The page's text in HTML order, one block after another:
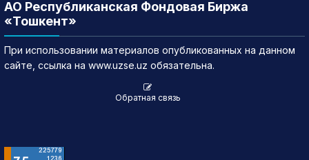
АО Республиканская Фондовая Биржа
«Тошкент»
При использовании материалов опубликованных на данном
сайте, ссылка на www.uzse.uz обязательна.
Обратная связь